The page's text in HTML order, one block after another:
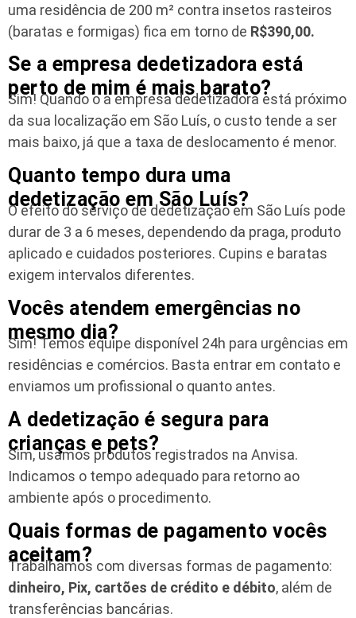
uma residência de 200 m² contra insetos rasteiros
(baratas e formigas) fica em torno de R$390,00.
Se a empresa dedetizadora está
perto de mim é mais barato?
Sim! Quando o a empresa dedetizadora está próximo
da sua localização em São Luís, o custo tende a ser
mais baixo, já que a taxa de deslocamento é menor.
Quanto tempo dura uma
dedetização em São Luís?
O efeito do serviço de dedetização em São Luís pode
durar de 3 a 6 meses, dependendo da praga, produto
aplicado e cuidados posteriores. Cupins e baratas
exigem intervalos diferentes.
Vocês atendem emergências no
mesmo dia?
Sim! Temos equipe disponível 24h para urgências em
residências e comércios. Basta entrar em contato e
enviamos um profissional o quanto antes.
A dedetização é segura para
crianças e pets?
Sim, usamos produtos registrados na Anvisa.
Indicamos o tempo adequado para retorno ao
ambiente após o procedimento.
Quais formas de pagamento vocês
aceitam?
Trabalhamos com diversas formas de pagamento:
dinheiro, Pix, cartões de crédito e débito, além de
transferências bancárias.